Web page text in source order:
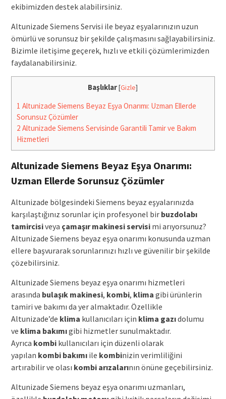
ekibimizden destek alabilirsiniz.
Altunizade Siemens Servisi ile beyaz eşyalarınızın uzun
ömürlü ve sorunsuz bir şekilde çalışmasını sağlayabilirsiniz.
Bizimle iletişime geçerek, hızlı ve etkili çözümlerimizden
faydalanabilirsiniz.
Başlıklar[Gizle]
1 Altunizade Siemens Beyaz Eşya Onarımı: Uzman Ellerde
Sorunsuz Çözümler
2 Altunizade Siemens Servisinde Garantili Tamir ve Bakım
Hizmetleri
Altunizade Siemens Beyaz Eşya Onarımı:
Uzman Ellerde Sorunsuz Çözümler
Altunizade bölgesindeki Siemens beyaz eşyalarınızda
karşılaştığınız sorunlar için profesyonel bir buzdolabı
tamircisiveya çamaşır makinesi servisimi arıyorsunuz?
Altunizade Siemens beyaz eşya onarımı konusunda uzman
ellere başvurarak sorunlarınızı hızlı ve güvenilir bir şekilde
çözebilirsiniz.
Altunizade Siemens beyaz eşya onarımı hizmetleri
arasında bulaşık makinesi, kombi, klima gibi ürünlerin
tamiri ve bakımı da yer almaktadır. Özellikle
Altunizade’de klima kullanıcıları için klima gazıdolumu
ve klima bakımıgibi hizmetler sunulmaktadır.
Ayrıca kombikullanıcıları için düzenli olarak
yapılan kombibakımıile kombinizin verimliliğini
artırabilir ve olası kombiarızalarının önüne geçebilirsiniz.
Altunizade Siemens beyaz eşya onarımı uzmanları,